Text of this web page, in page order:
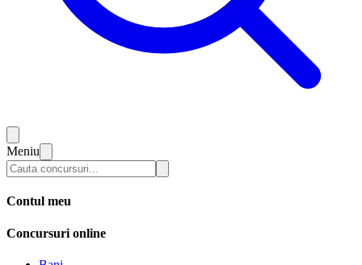
Meniu
Contul meu
Concursuri online